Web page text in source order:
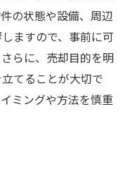
の状態や設備、周辺
ますので、事前に可
らに、売却目的を明
てることが大切で
ミングや方法を慎重